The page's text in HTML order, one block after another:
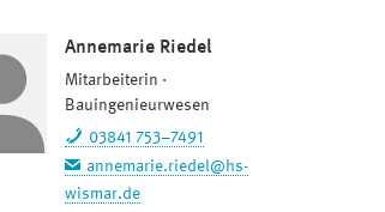
Annemarie Riedel
Mitarbeiterin
Bauingenieurwesen
03841 753–7491
annemarie.riedel@hs-
wismar.de